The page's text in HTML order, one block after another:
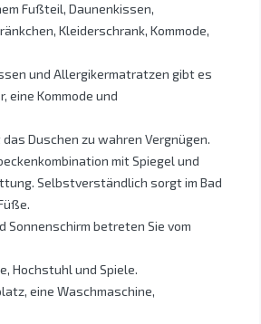
Fußteil, Daunenkissen,
Kleiderschrank, Kommode,
und Allergikermatratzen gibt es
eine Kommode und
Duschen zu wahren Vergnügen.
mit Spiegel und
Selbstverständlich sorgt im Bad
Sonnenschirm betreten Sie vom
Hochstuhl und Spiele.
eine Waschmaschine,